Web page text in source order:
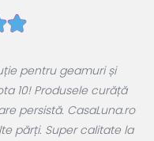
pentru geamuri și
10! Produsele curăță
persistă. CasaLuna.ro
părți. Super calitate la